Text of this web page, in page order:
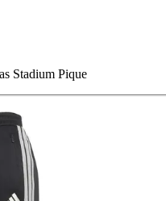
Stadium Pique